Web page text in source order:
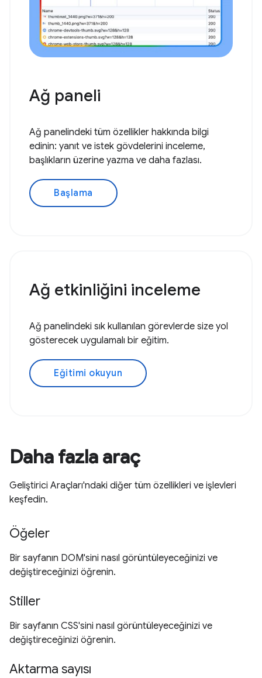
Ağ paneli
Ağ panelindeki tüm özellikler hakkında bilgi
edinin: yanıt ve istek gövdelerini inceleme,
başlıkların üzerine yazma ve daha fazlası.
Başlama
Ağ etkinliğini inceleme
Ağ panelindeki sık kullanılan görevlerde size yol
gösterecek uygulamalı bir eğitim.
Eğitimi okuyun
Daha fazla araç
Geliştirici Araçları'ndaki diğer tüm özellikleri ve işlevleri
keşfedin.
Öğeler
Bir sayfanın DOM'sini nasıl görüntüleyeceğinizi ve
değiştireceğinizi öğrenin.
Stiller
Bir sayfanın CSS'sini nasıl görüntüleyeceğinizi ve
değiştireceğinizi öğrenin.
Aktarma sayısı